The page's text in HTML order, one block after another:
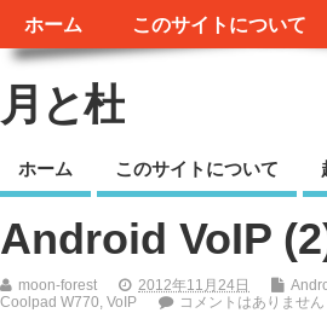
ホーム このサイトについて
月と杜
ホーム このサイトについて
Android VoIP
moon-forest 2012年11月24日
Coolpad W770, VoIP コメントはありません